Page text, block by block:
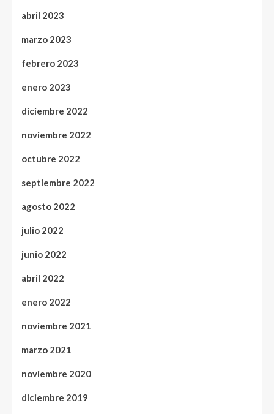
abril 2023
marzo 2023
febrero 2023
enero 2023
diciembre 2022
noviembre 2022
octubre 2022
septiembre 2022
agosto 2022
julio 2022
junio 2022
abril 2022
enero 2022
noviembre 2021
marzo 2021
noviembre 2020
diciembre 2019